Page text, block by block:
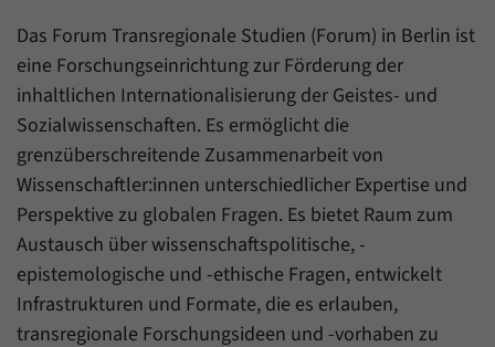
Das Forum Transregionale Studien (Forum) in Berlin ist
eine Forschungseinrichtung zur Förderung der
inhaltlichen Internationalisierung der Geistes- und
Sozialwissenschaften. Es ermöglicht die
grenzüberschreitende Zusammenarbeit von
Wissenschaftler:innen unterschiedlicher Expertise und
Perspektive zu globalen Fragen. Es bietet Raum zum
Austausch über wissenschaftspolitische, -
epistemologische und -ethische Fragen, entwickelt
Infrastrukturen und Formate, die es erlauben,
transregionale Forschungsideen und -vorhaben zu
Internetseite weitergeleitet wurden.
Name _pk_ses
Laufzeit 30 Minuten
Zweck
Mit diesem Cookie können wir für kurze Zeit
Daten über den aktuellen Aufenthalt von
Besuchern auf unserer Internetseite
speichern.